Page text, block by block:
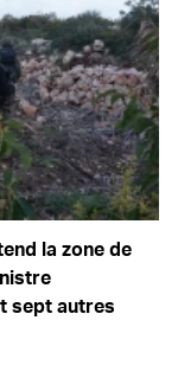
la zone de
sept autres